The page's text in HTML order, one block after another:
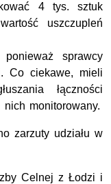
4 tys. sztuk
uszczupleń
ponieważ sprawcy
Co ciekawe, mieli
łączności
monitorowany.
zarzuty udziału w
Celnej z Łodzi i